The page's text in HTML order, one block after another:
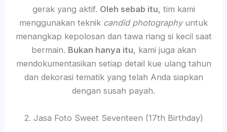
gerak yang aktif. Oleh sebab itu, tim kami
menggunakan teknik candid photographyuntuk
menangkap kepolosan dan tawa riang si kecil saat
bermain. Bukan hanya itu, kami juga akan
mendokumentasikan setiap detail kue ulang tahun
dan dekorasi tematik yang telah Anda siapkan
dengan susah payah.
2. Jasa Foto Sweet Seventeen (17th Birthday)